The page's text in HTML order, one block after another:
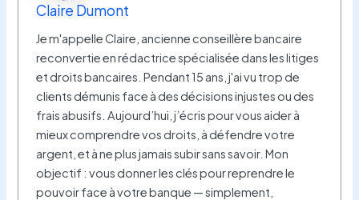
Claire Dumont
Je m'appelle Claire, ancienne conseillère bancaire
reconvertie en rédactrice spécialisée dans les litiges
et droits bancaires. Pendant 15 ans, j'ai vu trop de
clients démunis face à des décisions injustes ou des
frais abusifs. Aujourd’hui, j’écris pour vous aider à
mieux comprendre vos droits, à défendre votre
argent, et à ne plus jamais subir sans savoir. Mon
objectif : vous donner les clés pour reprendre le
pouvoir face à votre banque — simplement,